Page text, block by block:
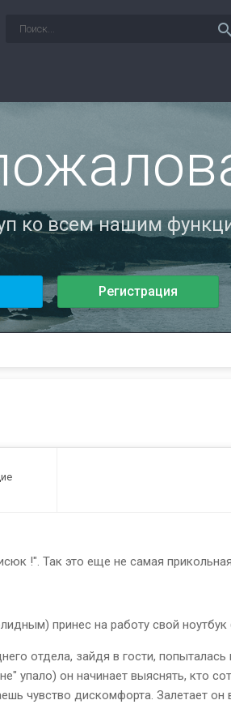
search
ко всем нашим
Регистрация
!". Так это еще не самая
принес на работу свой ноутбук
отдела, зайдя в гости,
упало) он начинает выяснять, кто
чувство дискомфорта. Залетает